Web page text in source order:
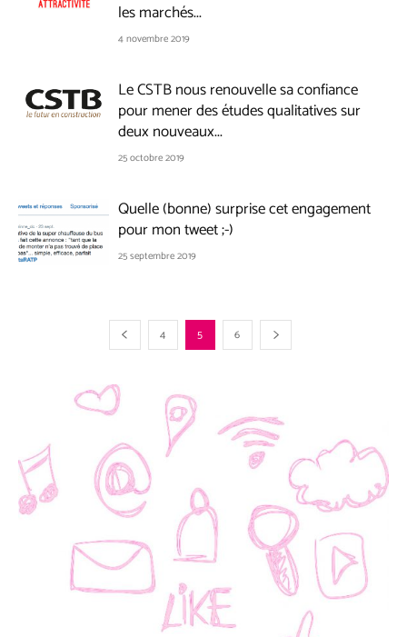
les marchés...
4 novembre 2019
Le CSTB nous renouvelle sa confiance
pour mener des études qualitatives sur
deux nouveaux...
25 octobre 2019
Quelle (bonne) surprise cet engagement
pour mon tweet ;-)
25 septembre 2019
4 5 6